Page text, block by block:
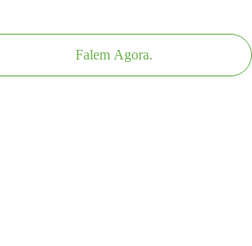
Falem Agora.